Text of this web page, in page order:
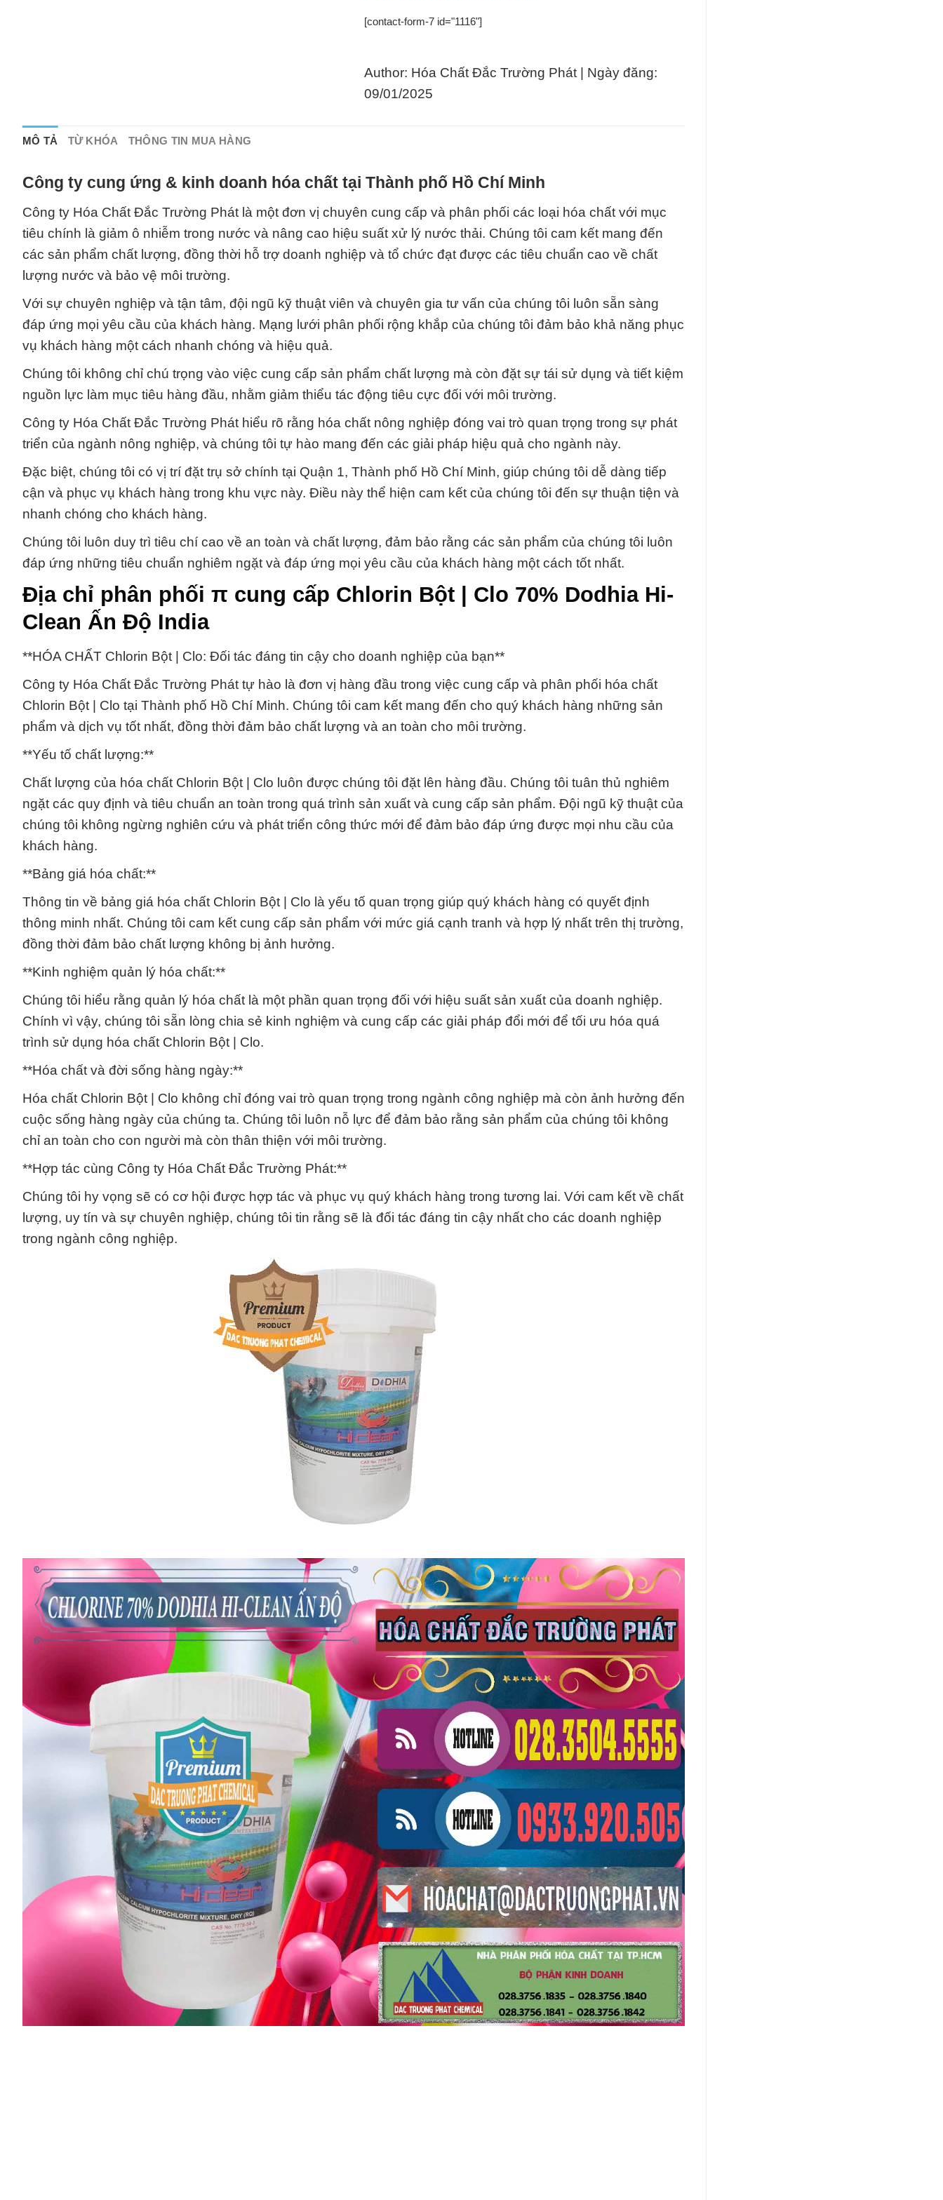
[contact-form-7 id="1116"]
Author: Hóa Chất Đắc Trường Phát | Ngày đăng:
09/01/2025
MÔ TẢ TỪ KHÓA THÔNG TIN MUA HÀNG
Công ty cung ứng & kinh doanh hóa chất tại Thành phố Hồ Chí Minh
Công ty Hóa Chất Đắc Trường Phát là một đơn vị chuyên cung cấp và phân phối các loại hóa chất với mục
tiêu chính là giảm ô nhiễm trong nước và nâng cao hiệu suất xử lý nước thải. Chúng tôi cam kết mang đến
các sản phẩm chất lượng, đồng thời hỗ trợ doanh nghiệp và tổ chức đạt được các tiêu chuẩn cao về chất
lượng nước và bảo vệ môi trường.
Với sự chuyên nghiệp và tận tâm, đội ngũ kỹ thuật viên và chuyên gia tư vấn của chúng tôi luôn sẵn sàng
đáp ứng mọi yêu cầu của khách hàng. Mạng lưới phân phối rộng khắp của chúng tôi đảm bảo khả năng phục
vụ khách hàng một cách nhanh chóng và hiệu quả.
Chúng tôi không chỉ chú trọng vào việc cung cấp sản phẩm chất lượng mà còn đặt sự tái sử dụng và tiết kiệm
nguồn lực làm mục tiêu hàng đầu, nhằm giảm thiểu tác động tiêu cực đối với môi trường.
Công ty Hóa Chất Đắc Trường Phát hiểu rõ rằng hóa chất nông nghiệp đóng vai trò quan trọng trong sự phát
triển của ngành nông nghiệp, và chúng tôi tự hào mang đến các giải pháp hiệu quả cho ngành này.
Đặc biệt, chúng tôi có vị trí đặt trụ sở chính tại Quận 1, Thành phố Hồ Chí Minh, giúp chúng tôi dễ dàng tiếp
cận và phục vụ khách hàng trong khu vực này. Điều này thể hiện cam kết của chúng tôi đến sự thuận tiện và
nhanh chóng cho khách hàng.
Chúng tôi luôn duy trì tiêu chí cao về an toàn và chất lượng, đảm bảo rằng các sản phẩm của chúng tôi luôn
đáp ứng những tiêu chuẩn nghiêm ngặt và đáp ứng mọi yêu cầu của khách hàng một cách tốt nhất.
Địa chỉ phân phối π cung cấp Chlorin Bột | Clo 70% Dodhia Hi-
Clean Ấn Độ India
**HÓA CHẤT Chlorin Bột | Clo: Đối tác đáng tin cậy cho doanh nghiệp của bạn**
Công ty Hóa Chất Đắc Trường Phát tự hào là đơn vị hàng đầu trong việc cung cấp và phân phối hóa chất
Chlorin Bột | Clo tại Thành phố Hồ Chí Minh. Chúng tôi cam kết mang đến cho quý khách hàng những sản
phẩm và dịch vụ tốt nhất, đồng thời đảm bảo chất lượng và an toàn cho môi trường.
**Yếu tố chất lượng:**
Chất lượng của hóa chất Chlorin Bột | Clo luôn được chúng tôi đặt lên hàng đầu. Chúng tôi tuân thủ nghiêm
ngặt các quy định và tiêu chuẩn an toàn trong quá trình sản xuất và cung cấp sản phẩm. Đội ngũ kỹ thuật của
chúng tôi không ngừng nghiên cứu và phát triển công thức mới để đảm bảo đáp ứng được mọi nhu cầu của
khách hàng.
**Bảng giá hóa chất:**
Thông tin về bảng giá hóa chất Chlorin Bột | Clo là yếu tố quan trọng giúp quý khách hàng có quyết định
thông minh nhất. Chúng tôi cam kết cung cấp sản phẩm với mức giá cạnh tranh và hợp lý nhất trên thị trường,
đồng thời đảm bảo chất lượng không bị ảnh hưởng.
**Kinh nghiệm quản lý hóa chất:**
Chúng tôi hiểu rằng quản lý hóa chất là một phần quan trọng đối với hiệu suất sản xuất của doanh nghiệp.
Chính vì vậy, chúng tôi sẵn lòng chia sẻ kinh nghiệm và cung cấp các giải pháp đổi mới để tối ưu hóa quá
trình sử dụng hóa chất Chlorin Bột | Clo.
**Hóa chất và đời sống hàng ngày:**
Hóa chất Chlorin Bột | Clo không chỉ đóng vai trò quan trọng trong ngành công nghiệp mà còn ảnh hưởng đến
cuộc sống hàng ngày của chúng ta. Chúng tôi luôn nỗ lực để đảm bảo rằng sản phẩm của chúng tôi không
chỉ an toàn cho con người mà còn thân thiện với môi trường.
**Hợp tác cùng Công ty Hóa Chất Đắc Trường Phát:**
Chúng tôi hy vọng sẽ có cơ hội được hợp tác và phục vụ quý khách hàng trong tương lai. Với cam kết về chất
lượng, uy tín và sự chuyên nghiệp, chúng tôi tin rằng sẽ là đối tác đáng tin cậy nhất cho các doanh nghiệp
trong ngành công nghiệp.